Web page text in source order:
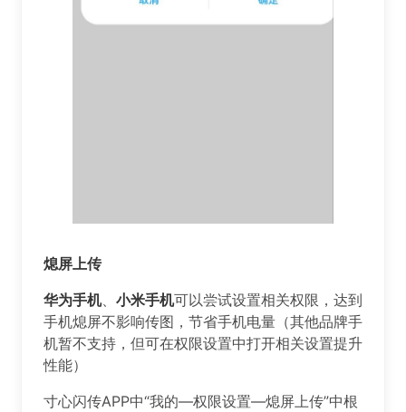
熄屏上传
️️️华为手机、 小米手机可以尝试设置相关权限，达到
手机熄屏不影响传图，节省手机电量（其他品牌手
机暂不支持，但可在权限设置中打开相关设置提升
性能）
️️️寸心闪传APP中“我的—权限设置—熄屏上传”中根